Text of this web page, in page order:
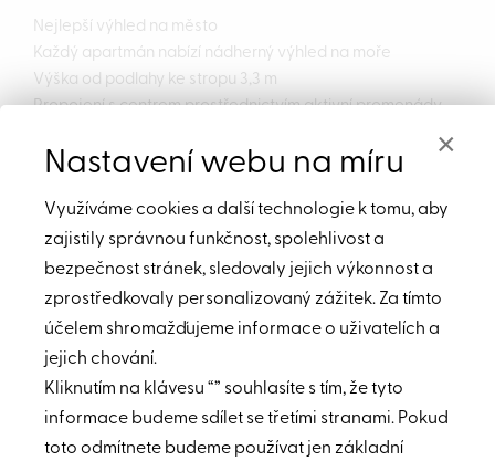
Nejlepší výhled na město
Každý apartmán nabízí nádherný výhled na moře
Výška od podlahy ke stropu 3,3 m
Propojení s centrem prostřednictvím aktivní promenády
5 až 10 minut od všech volnočasových a zábavních aktivit
Tato budova je první a nejvyšší věží v Dubai Maritime City,
se 44 oslnivými patry, 229 elegantními rezidencemi
a 4 obchodními prostory.
Má nádherný výhlede na moře a centrum Dubaje.
Jedinečná poloha a nádherný design z něj dělají dokonalý
života s neustále inspirující souhrou moře a slunce,
v naprostém klidu – a přesto jen krůček od vzrušujících
a úžasných restaurací, obchodů a další zábavy.
Krásně navržené apartmány na pobřeží s nádherným
Nastavení webu na míru ×
Využíváme cookies a další technologie k tomu, aby
zajistily správnou funkčnost, spolehlivost a
bezpečnost stránek, sledovaly jejich výkonnost a
zprostředkovaly personalizovaný zážitek. Za tímto
účelem shromažďujeme informace o uživatelích a
jejich chování.
Kliknutím na klávesu “” souhlasíte s tím, že tyto
informace budeme sdílet se třetími stranami. Pokud
toto odmítnete budeme používat jen základní